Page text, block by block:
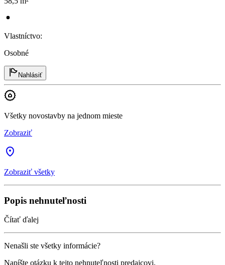
Vlastníctvo:
Osobné
Nahlásiť
Všetky novostavby na jednom mieste
Zobraziť
Zobraziť všetky
Popis nehnuteľnosti
Čítať ďalej
Nenašli ste všetky informácie?
Napíšte otázku k tejto nehnuteľnosti predajcovi.